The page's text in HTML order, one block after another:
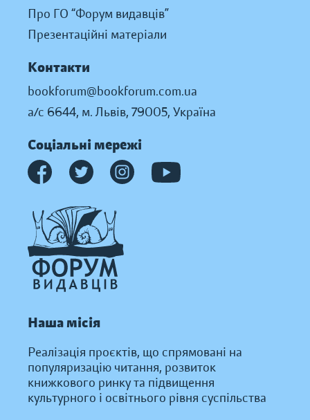
Про ГО “Форум видавців”
Презентаційні матеріали
Контакти
bookforum@bookforum.com.ua
а/с 6644, м. Львів, 79005, Україна
Соціальні мережі
Наша місія
Реалізація проєктів, що спрямовані на
популяризацію читання, розвиток
книжкового ринку та підвищення
культурного і освітнього рівня суспільства